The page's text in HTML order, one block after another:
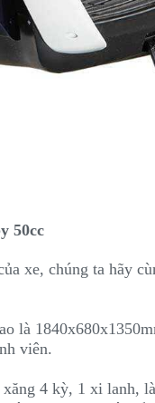
50cc
xe, chúng ta hãy
là
viên.
4 kỳ, 1 xi lanh,